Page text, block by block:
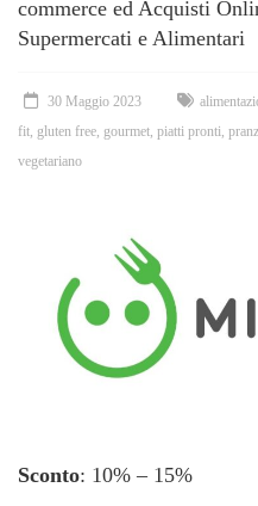
commerce ed Acquisti
Supermercati e Alimentari
30 Maggio 2023
fit gluten free gourmet piatti pronti
vegetariano
Sconto: 10% – 15%